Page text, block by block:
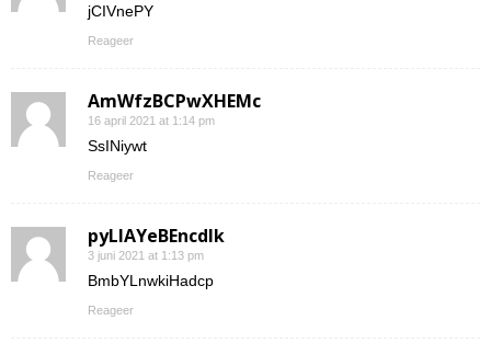
jCIVnePY
Reageer
AmWfzBCPwXHEMc
16 april 2021 at 1:14 pm
SsINiywt
Reageer
pyLlAYeBEncdIk
3 juni 2021 at 1:13 pm
BmbYLnwkiHadcp
Reageer